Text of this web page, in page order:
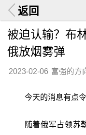
返回
被迫认输？布
俄放烟雾弹
2023-02-06 富强的方
今天的消息有点
随着俄军占领苏